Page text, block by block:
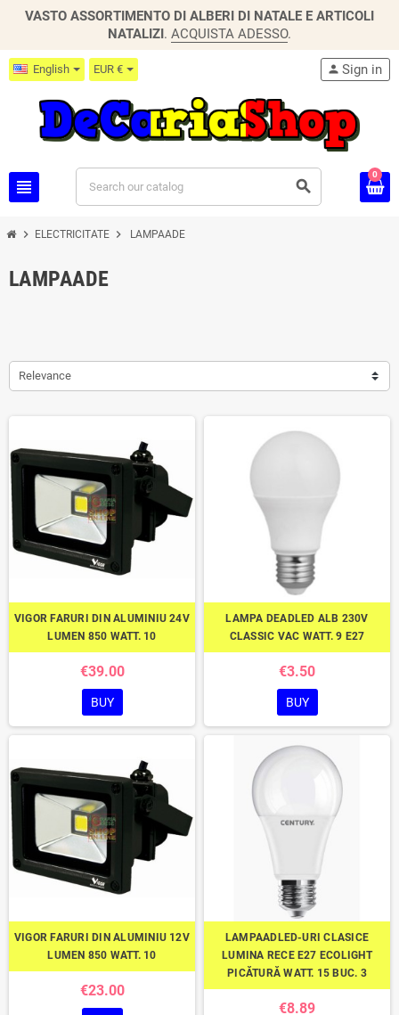
VASTO ASSORTIMENTO DI ALBERI DI NATALE E ARTICOLI
NATALIZI. ACQUISTA ADESSO.
English EUR €
view_headline search
person Sign in
0
chevron_right ELECTRICITATE chevron_right LAMPAADE
LAMPAADE
Relevance
VIGOR FARURI DIN ALUMINIU 24V
LUMEN 850 WATT. 10
€39.00
BUY
LAMPA DEADLED ALB 230V
CLASSIC VAC WATT. 9 E27
€3.50
BUY
VIGOR FARURI DIN ALUMINIU 12V
LUMEN 850 WATT. 10
€23.00
LAMPAADLED-URI CLASICE
LUMINA RECE E27 ECOLIGHT
PICĂTURĂ WATT. 15 BUC. 3
€8.89